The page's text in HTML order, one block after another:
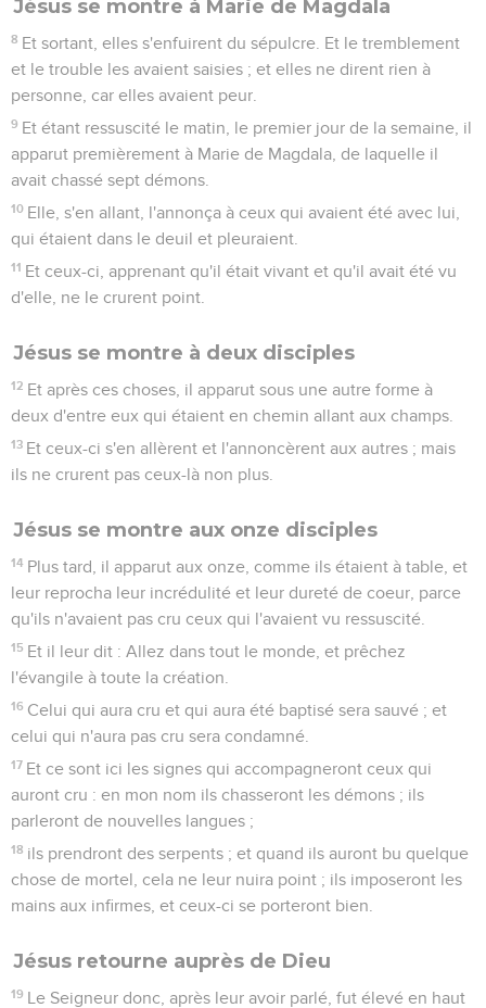
Jésus se montre à Marie de Magdala
8 Et sortant, elles s'enfuirent du sépulcre. Et le tremblement
et le trouble les avaient saisies ; et elles ne dirent rien à
personne, car elles avaient peur.
9 Et étant ressuscité le matin, le premier jour de la semaine, il
apparut premièrement à Marie de Magdala, de laquelle il
avait chassé sept démons.
10 Elle, s'en allant, l'annonça à ceux qui avaient été avec lui,
qui étaient dans le deuil et pleuraient.
11 Et ceux-ci, apprenant qu'il était vivant et qu'il avait été vu
d'elle, ne le crurent point.
Jésus se montre à deux disciples
12 Et après ces choses, il apparut sous une autre forme à
deux d'entre eux qui étaient en chemin allant aux champs.
13 Et ceux-ci s'en allèrent et l'annoncèrent aux autres ; mais
ils ne crurent pas ceux-là non plus.
Jésus se montre aux onze disciples
14 Plus tard, il apparut aux onze, comme ils étaient à table, et
leur reprocha leur incrédulité et leur dureté de coeur, parce
qu'ils n'avaient pas cru ceux qui l'avaient vu ressuscité.
15 Et il leur dit : Allez dans tout le monde, et prêchez
l'évangile à toute la création.
16 Celui qui aura cru et qui aura été baptisé sera sauvé ; et
celui qui n'aura pas cru sera condamné.
17 Et ce sont ici les signes qui accompagneront ceux qui
auront cru : en mon nom ils chasseront les démons ; ils
parleront de nouvelles langues ;
18 ils prendront des serpents ; et quand ils auront bu quelque
chose de mortel, cela ne leur nuira point ; ils imposeront les
mains aux infirmes, et ceux-ci se porteront bien.
Jésus retourne auprès de Dieu
19 Le Seigneur donc, après leur avoir parlé, fut élevé en haut